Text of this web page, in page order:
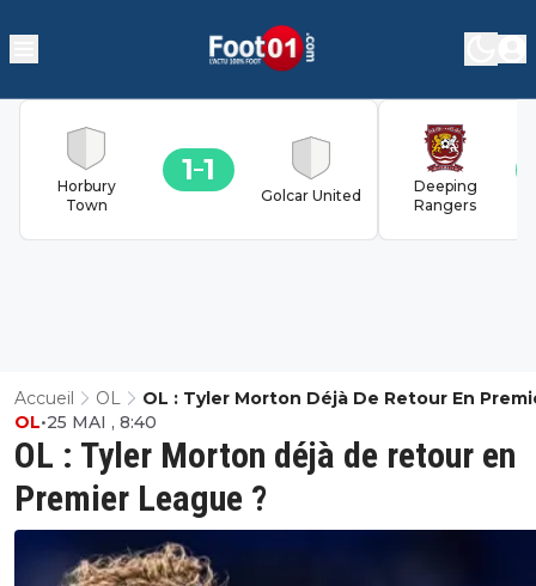
Horbury
Town
1 1
Golcar United
Deeping
Rangers
Accueil OL
OL : Tyler Morton Déjà De Retour En
League ?
OL : Tyler Morton déjà de retour en
Premier League ?
OL•25 MAI , 8:40